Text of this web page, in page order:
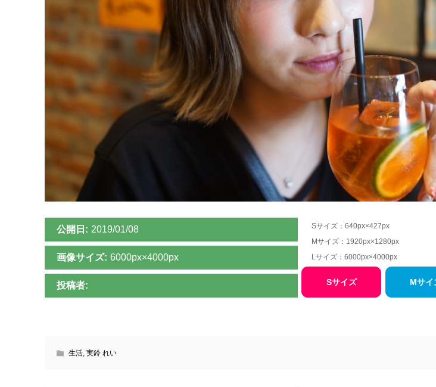
公開日: 2019/01/08
画像サイズ: 6000px×4000px
投稿者:
Sサイズ：640px×427px
Mサイズ：1920px×1280px
Lサイズ：6000px×4000px
Sサイズ Mサイ
生活, 実鈴 れい